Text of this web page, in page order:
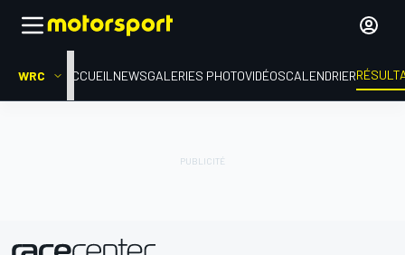
WRC ACCUEIL NEWSGALERIES PHOTOVIDÉOSCALENDRIER